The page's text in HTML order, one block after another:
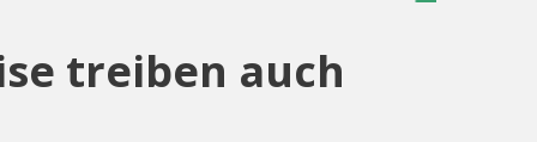
treiben auch